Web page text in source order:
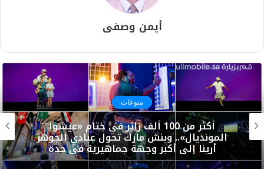
أيمن وصفى
منوعات
أكثر من 100 ألف زائر في ختام «عيشوا
المونديال».. وبنش مارك تحول عبادي الجوهر
أرينا إلى أكبر وجهة جماهيرية في جدة